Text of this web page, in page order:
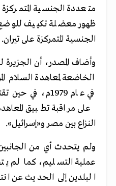
متعددة الجنسية
ظهور معضلة تكييف للوضع
الجنسية المتمركزة على تيران.
وأضاف المصدر، أن
الخاضعة لمعاهدة السلام
في عام 1979م،
على مراقبة تطبيق
النزاع بين مصر و«إسرائيل».
ولم يتحدث أي من
عملية التسليم، كما لم
البلدين إلى الحديث عن